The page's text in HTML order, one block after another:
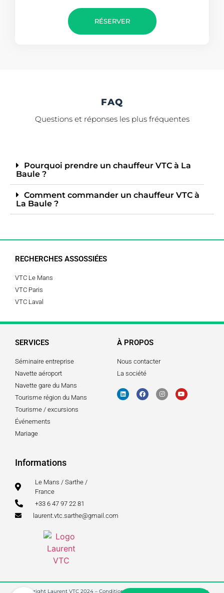
RÉSERVER
FAQ
Questions et réponses les plus fréquentes
Pourquoi prendre un chauffeur VTC à La
Baule ?
Comment commander un chauffeur VTC à
La Baule ?
RECHERCHES ASSOSSIÉES
VTC Le Mans
VTC Paris
VTC Laval
SERVICES
Séminaire entreprise
Navette aéroport
Navette gare du Mans
Tourisme région du Mans
Tourisme / excursions
Événements
Mariage
À PROPOS
Nous contacter
La société
Informations
Le Mans / Sarthe /
France
+33 6 47 97 22 81
laurent.vtc.sarthe@gmail.com
© Copyright Laurent VTC 2024 – Conditions générales de ventes Mentions